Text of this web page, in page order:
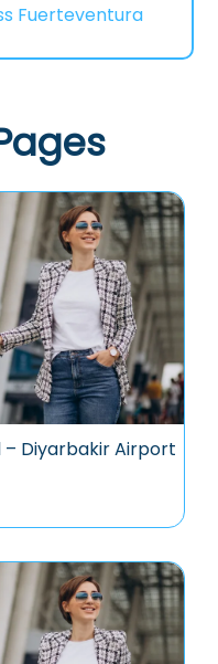
Fuerteventura
– Diyarbakir Airport